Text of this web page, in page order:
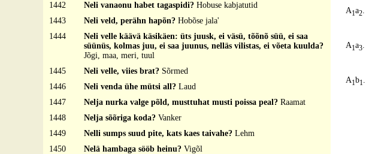
1442
Neli vanaonu habet tagaspidi? Hobuse kabjatutid
1443
Neli veld, perähn hapõn? Hobõse jala'
1444
Neli velle käävä käsikäen: üts juusk, ei väsü, tõõnõ süü, ei saa
süünüs, kolmas juu, ei saa juunus, nelläs vilistas, ei võeta kuulda?
Jõgi, maa, meri, tuul
1445
Neli velle, viies brat? Sõrmed
1446
Neli venda ühe mütsi all? Laud
1447
Nelja nurka valge põld, musttuhat musti poissa peal? Raamat
1448
Nelja sõõriga koda? Vanker
1449
Nelli sumps suud pite, kats kaes taivahe? Lehm
1450
Nelä hambaga sööb heinu? Vigõl
A1a2.
A1a3.
A1b1.